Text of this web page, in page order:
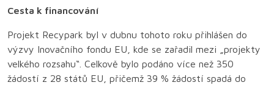
Cesta k financování
Projekt Recypark byl v dubnu tohoto roku přihlášen do
výzvy Inovačního fondu EU, kde se zařadil mezi „projekty
velkého rozsahu“. Celkově bylo podáno více než 350
žádostí z 28 států EU, přičemž 39 % žádostí spadá do